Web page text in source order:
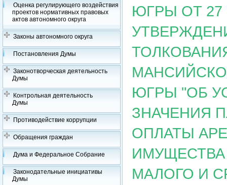
Оценка регулирующего воздействия
проектов нормативных правовых
актов автономного округа
Законы автономного округа
Постановления Думы
Законотворческая деятельность
Думы
Контрольная деятельность
Думы
Противодействие коррупции
Обращения граждан
Дума и Федеральное Собрание
Законодательные инициативы
Думы
ЮГРЫ ОТ 27
ЮГРЫ "ОБ
ЗНАЧЕНИЯ
ОПЛАТЫ
МАЛОГО И